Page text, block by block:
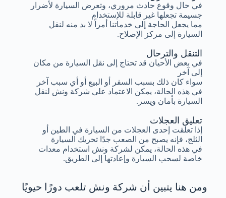
تعليق العجلات
إذا تعلقت إحدى العجلات من السيارة في الطين أو
الثلج، فإنه يصبح من الصعب جدًا تحريك السيارة
في هذه الحالة، يمكن لشركة ونش استخدام معدات
خاصة لسحب السيارة وإعادتها إلى الطريق.
التنقل والترحال
في بعض الأحيان قد تحتاج إلى نقل السيارة من مكان
إلى آخر
سواء كان ذلك بسبب السفر أو البيع أو أي سبب آخر
في هذه الحالة، يمكن الاعتماد على شركة ونش لنقل
السيارة بأمان ويسر.
في حال وقوع حادث مروري، وتعرض السيارة لأضرار
جسيمة تجعلها غير قابلة للإستخدام
مما يجعل الحاجة إلى خدماتنا أمراً لا بد منه لنقل
السيارة إلى مركز الإصلاح.
ومن هنا يتبين أن شركة ونش تلعب دورًا حيويًا